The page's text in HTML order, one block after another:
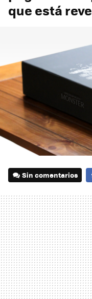
que está
Sin comentarios